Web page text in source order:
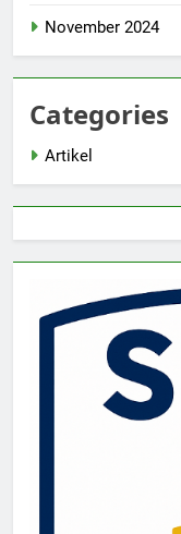
November 2024
Categories
Artikel